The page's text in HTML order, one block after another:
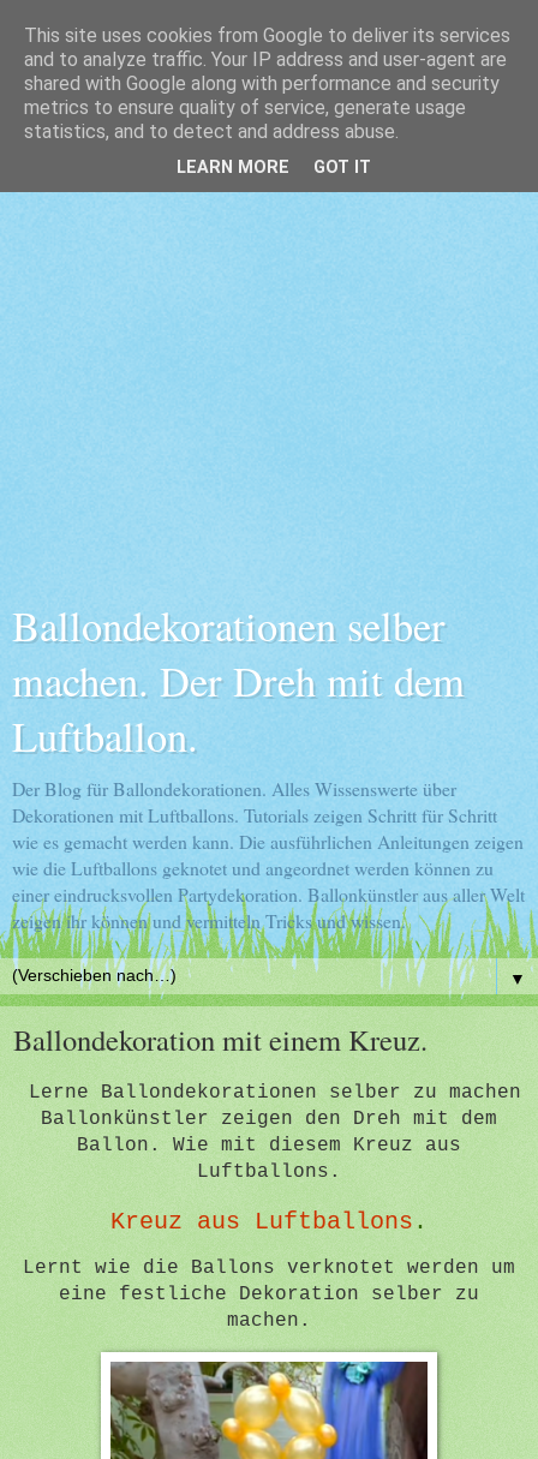
Ballondekorationen selber
machen. Der Dreh mit dem
Luftballon.
Der Blog für Ballondekorationen. Alles Wissenswerte über
Dekorationen mit Luftballons. Tutorials zeigen Schritt für Schritt
wie es gemacht werden kann. Die ausführlichen Anleitungen zeigen
wie die Luftballons geknotet und angeordnet werden können zu
einer eindrucksvollen Partydekoration. Ballonkünstler aus aller Welt
zeigen ihr können und vermitteln Tricks und wissen.
▼
Ballondekoration mit einem Kreuz.
Lerne Ballondekorationen selber zu machen
Ballonkünstler zeigen den Dreh mit dem
Ballon. Wie mit diesem Kreuz aus
Luftballons.
Kreuz aus Luftballons .
Lernt wie die Ballons verknotet werden um
eine festliche Dekoration selber zu
machen.
This site uses cookies from Google to deliver its services
and to analyze traffic. Your IP address and user-agent are
shared with Google along with performance and security
metrics to ensure quality of service, generate usage
statistics, and to detect and address abuse.
LEARN MORE GOT IT